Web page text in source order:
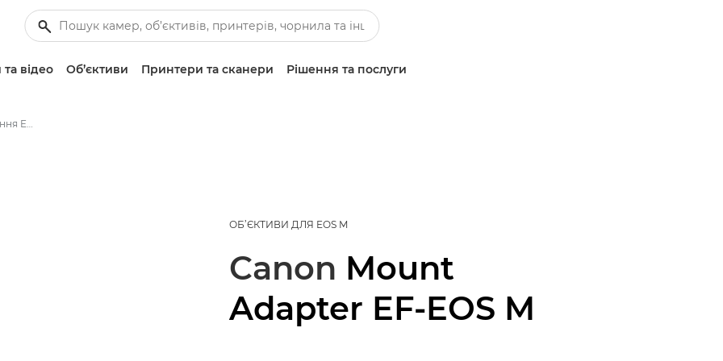
відео Об’єктиви Принтери та сканери Рішення та послуги
Canon Адаптера кріплення EF-EOS M - Об’єктиви — стандартні й для фото
ОБ’ЄКТИВИ ДЛЯ EOS M
Canon Mount
Adapter EF-EOS M